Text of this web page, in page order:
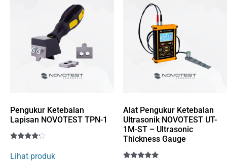
Pengukur Ketebalan
Lapisan NOVOTEST TPN-1
4
out of 5
Lihat produk
Alat Pengukur Ketebalan
Ultrasonik NOVOTEST UT-
1M-ST – Ultrasonic
Thickness Gauge